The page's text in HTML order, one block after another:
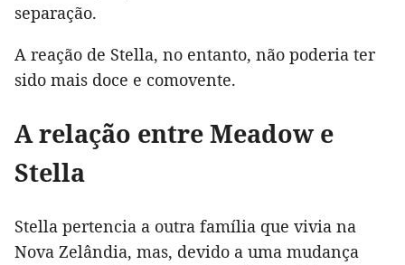
separação.
A reação de Stella, no entanto, não poderia ter
sido mais doce e comovente.
A relação entre Meadow e
Stella
Stella pertencia a outra família que vivia na
Nova Zelândia, mas, devido a uma mudança